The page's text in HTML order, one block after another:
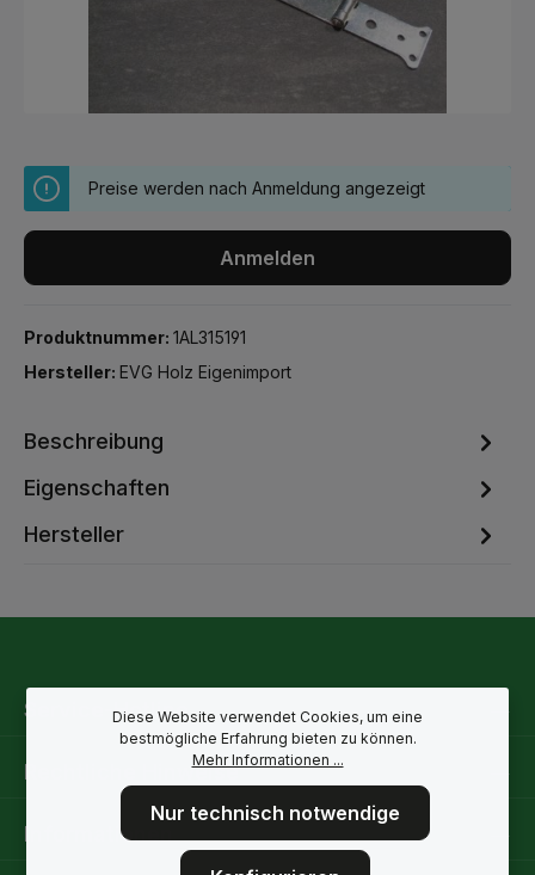
Preise werden nach Anmeldung angezeigt
Anmelden
Produktnummer: 1AL315191
Hersteller: EVG Holz Eigenimport
Beschreibung
Eigenschaften
Hersteller
Service-Hotline
Rechtliche Hinweise
Informationen
Diese Website verwendet Cookies, um eine
bestmögliche Erfahrung bieten zu können.
Mehr Informationen ...
Nur technisch notwendige